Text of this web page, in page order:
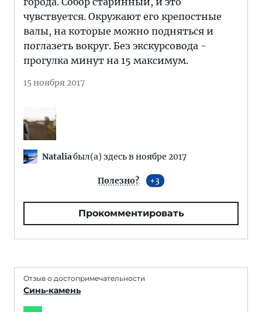
чувствуется. Окружают его крепостные
валы, на которые можно подняться и
поглазеть вокруг. Без экскурсовода -
прогулка минут на 15 максимум.
15 ноября 2017
Nataliaбыл(а) здесь в ноябре 2017
Полезно? 3
Прокомментировать
Отзыв о достопримечательности
Синь-камень